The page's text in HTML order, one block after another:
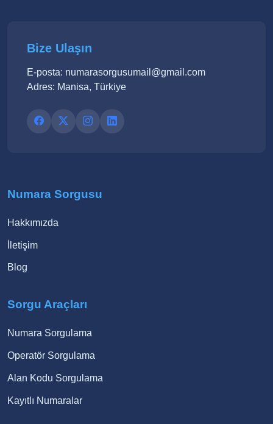
Bize Ulaşın
E-posta: numarasorgusumail@gmail.com
Adres: Manisa, Türkiye
Numara Sorgusu
Hakkımızda
İletişim
Blog
Sorgu Araçları
Numara Sorgulama
Operatör Sorgulama
Alan Kodu Sorgulama
Kayıtlı Numaralar